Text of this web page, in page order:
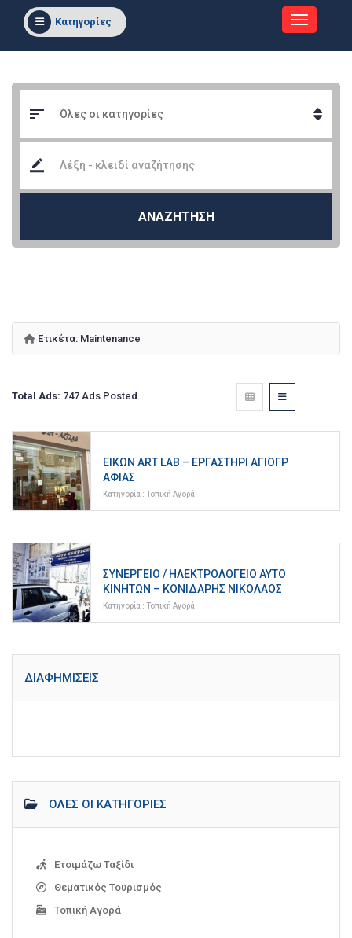
Κατηγορίες
ΑΝΑΖΗΤΗΣΗ
Ετικέτα: Maintenance
Total Ads: 747 Ads Posted
ΕΙΚΏΝ ART LAB – ΕΡΓΑΣΤΉΡΙ ΑΓΙΟΓΡ
ΑΦΊΑΣ
Κατηγορία : Τοπική Αγορά
ΣΥΝΕΡΓΕΊΟ / ΗΛΕΚΤΡΟΛΟΓΕΊΟ ΑΥΤΟ
ΚΙΝΉΤΩΝ – ΚΟΝΙΔΆΡΗΣ ΝΙΚΌΛΑΟΣ
Κατηγορία : Τοπική Αγορά
ΔΙΑΦΗΜΊΣΕΙΣ
ΌΛΕΣ ΟΙ ΚΑΤΗΓΟΡΊΕΣ
Ετοιμάζω Ταξίδι
Θεματικός Τουρισμός
Τοπική Αγορά